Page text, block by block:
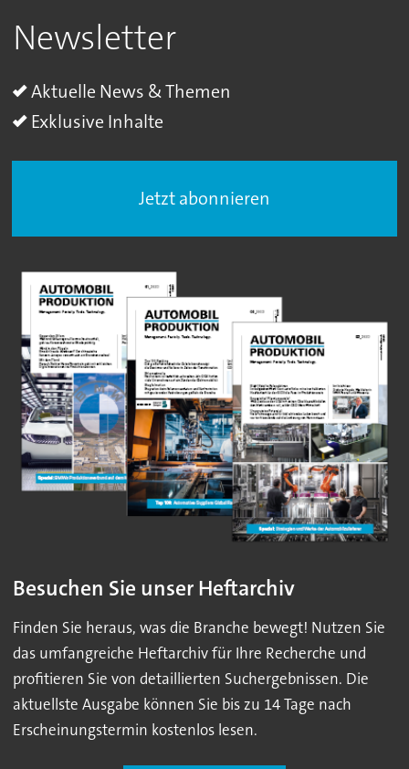
Newsletter
Aktuelle News & Themen
Exklusive Inhalte
Jetzt abonnieren
Besuchen Sie unser Heftarchiv
Finden Sie heraus, was die Branche bewegt! Nutzen Sie
das umfangreiche Heftarchiv für Ihre Recherche und
profitieren Sie von detaillierten Suchergebnissen. Die
aktuellste Ausgabe können Sie bis zu 14 Tage nach
Erscheinungstermin kostenlos lesen.